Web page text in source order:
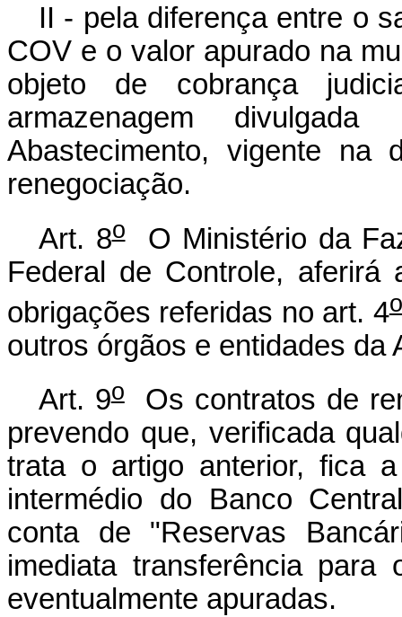
II - pela diferença entre o
COV e o valor apurado na
objeto de cobrança
armazenagem
Abastecimento, vigente na
renegociação.
Art. 8oO Ministério da
Federal de Controle,
obrigações referidas no art. 4o
outros órgãos e entidades da
Art. 9oOs contratos de
prevendo que, verificada
trata o artigo anterior, fica
intermédio do Banco
conta de "Reservas
imediata transferência para
eventualmente apuradas.